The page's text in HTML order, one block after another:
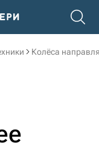
Колёса